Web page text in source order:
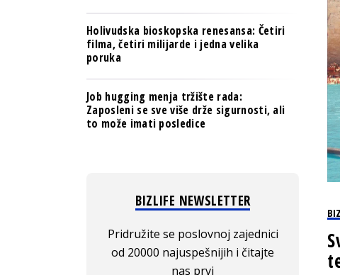
NOVO NA RAFU
Holivudska bioskopska renesansa: Četiri
filma, četiri milijarde i jedna velika
poruka
Job hugging menja tržište rada:
Zaposleni se sve više drže sigurnosti, ali
to može imati posledice
BIZLIFE NEWSLETTER
Pridružite se poslovnoj zajednici
od 20000 najuspešnijih i čitajte
nas prvi